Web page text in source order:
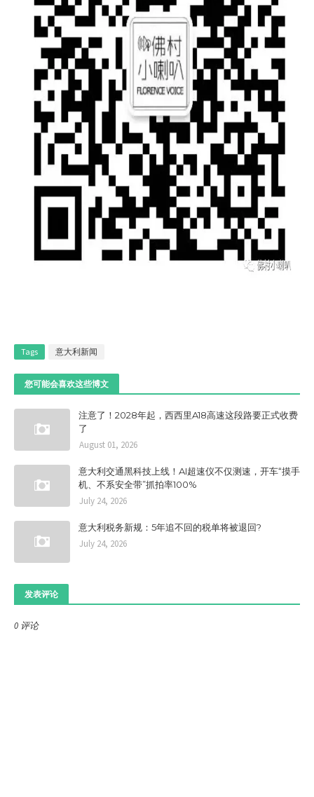
Tags 意大利新闻
您可能会喜欢这些博文
注意了！2028年起，西西里A18高速这段路要正式收费
了
August 01, 2026
意大利交通黑科技上线！AI超速仪不仅测速，开车“摸手
机、不系安全带”抓拍率100%
July 24, 2026
意大利税务新规：5年追不回的税单将被退回?
July 24, 2026
发表评论
0 评论